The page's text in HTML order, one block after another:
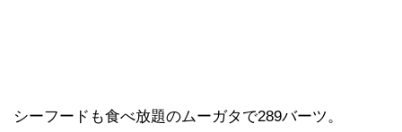
シーフードも食べ放題のムーガタで289バーツ。